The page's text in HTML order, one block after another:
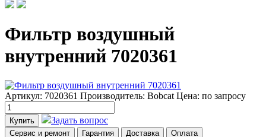
Фильтр воздушный
внутренний 7020361
Артикул: 7020361 Производитель: Bobcat Цена: по запросу
Купить Задать вопрос
Сервис и ремонт Гарантия Доставка Оплата